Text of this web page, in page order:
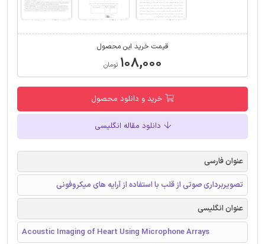
قیمت خرید این محصول
۱۰۸,۰۰۰ تومان
خرید و دانلود محصول
دانلود مقاله انگلیسی
عنوان فارسی
تصویربرداری صوتی از قلب با استفاده از آرایه های میکروفونی
عنوان انگلیسی
Acoustic Imaging of Heart Using Microphone Arrays